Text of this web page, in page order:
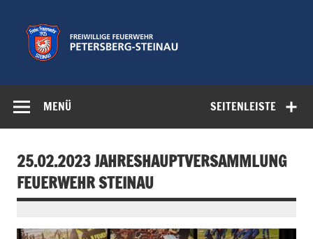
springen
Feuerwehr
Petersberg-
SEITENLEISTE
MENÜ
25.02.2023 JAHRESHAUPTVERSAMMLUNG
FEUERWEHR STEINAU